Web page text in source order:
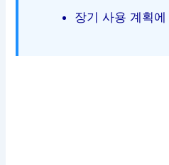
장기 사용 계획